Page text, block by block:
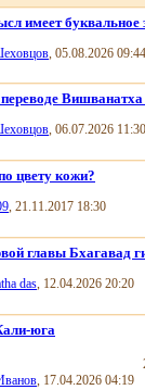
имеет буквальное
, 05.08.2026 09:44
, 06.07.2026 11:30
цвету кожи?
, 21.11.2017 18:30
главы Бхагавад
das, 12.04.2026 20:20
юга
, 17.04.2026 04:19